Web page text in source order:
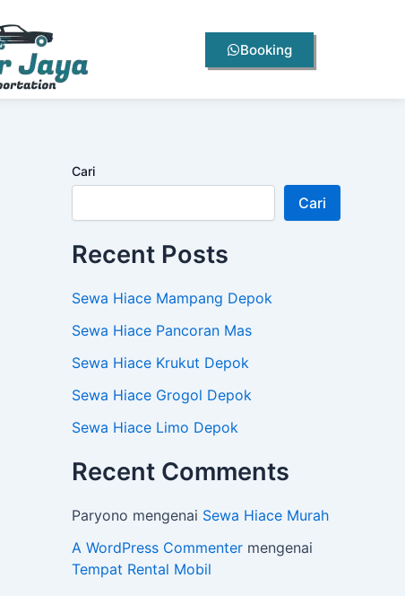
Booking
Cari
Cari
Recent Posts
Sewa Hiace Mampang Depok
Sewa Hiace Pancoran Mas
Sewa Hiace Krukut Depok
Sewa Hiace Grogol Depok
Sewa Hiace Limo Depok
Recent Comments
Paryono mengenai Sewa Hiace Murah
A WordPress Commenter mengenai
Tempat Rental Mobil